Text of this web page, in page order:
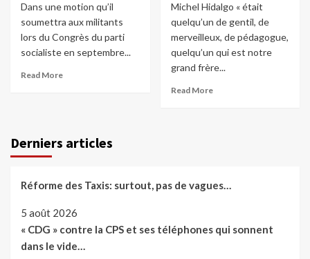
Dans une motion qu’il
soumettra aux militants
lors du Congrès du parti
socialiste en septembre...
Read More
Michel Hidalgo « était
quelqu’un de gentil, de
merveilleux, de pédagogue,
quelqu’un qui est notre
grand frère...
Read More
Derniers articles
Réforme des Taxis: surtout, pas de vagues…
5 août 2026
« CDG » contre la CPS et ses téléphones qui sonnent
dans le vide…